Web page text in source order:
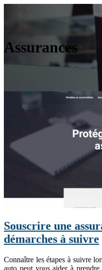
Assurances
Souscrire une
démarches à suivre
Connaître les étapes à suivre
auto peut vous aider à